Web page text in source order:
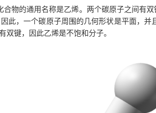
合物的通用名称是乙烯。两个碳原子之间有双
此，一个碳原子周围的几何形状是平面，并
双键，因此乙烯是不饱和分子。